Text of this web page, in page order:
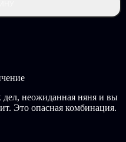
дел, неожиданная няня и вы
Это опасная комбинация.